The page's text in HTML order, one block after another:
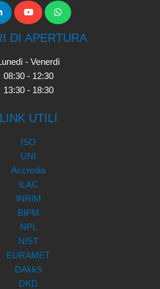
DI APERTURA
- Venerdì
08:30 - 12:30
13:30 - 18:30
LINK UTILI
ISO
UNI
Accredia
ILAC
INRIM
BIPM
NPL
NIST
EURAMET
DAkkS
DKD